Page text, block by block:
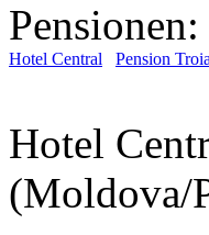
Hotel Central Pension
Hotel
(Moldova/